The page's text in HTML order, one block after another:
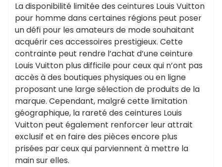
La disponibilité limitée des ceintures Louis Vuitton
pour homme dans certaines régions peut poser
un défi pour les amateurs de mode souhaitant
acquérir ces accessoires prestigieux. Cette
contrainte peut rendre l’achat d’une ceinture
Louis Vuitton plus difficile pour ceux qui n’ont pas
accès à des boutiques physiques ou en ligne
proposant une large sélection de produits de la
marque. Cependant, malgré cette limitation
géographique, la rareté des ceintures Louis
Vuitton peut également renforcer leur attrait
exclusif et en faire des pièces encore plus
prisées par ceux qui parviennent à mettre la
main sur elles.